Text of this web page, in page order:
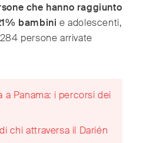
che hanno raggiunto
bambini e adolescenti,
persone arrivate
a Panama: i percorsi dei
chi attraversa il Darién
မြန်မာစာ)
어)